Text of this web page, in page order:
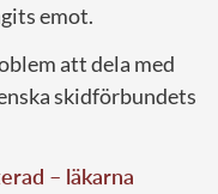
emot.
att dela med
skidförbundets
– läkarna